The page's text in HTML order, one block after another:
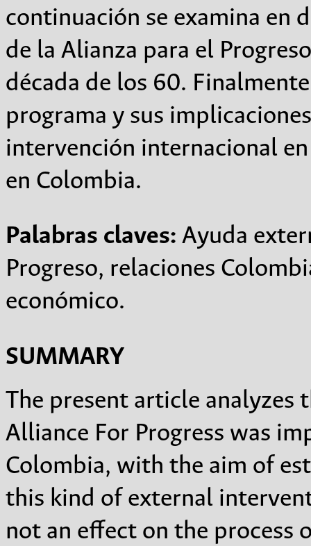
continuación se examina en
de la Alianza para el
década de los 60.
programa y sus
intervención internacional
en Colombia.
Palabras claves: Ayuda
Progreso, relaciones
económico.
SUMMARY
The present article analyzes
Alliance For Progress was
Colombia, with the aim of
this kind of external
not an effect on the